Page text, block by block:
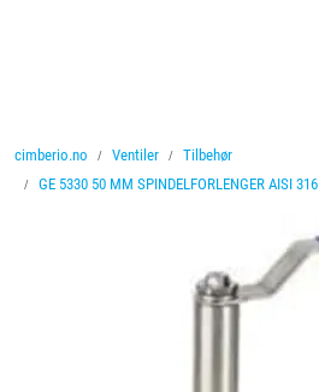
cimberio.no Ventiler
Tilbehør
GE 5330 50 MM SPINDELFORLENGER AISI 316
Vannbehandling